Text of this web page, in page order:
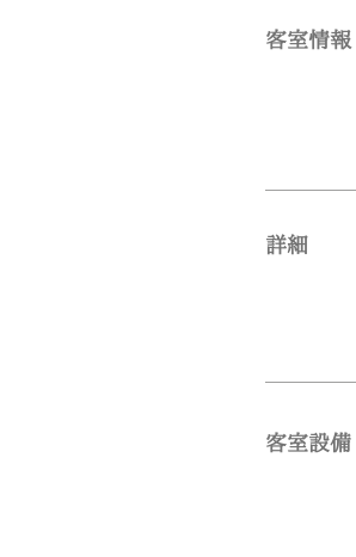
客室情報
​詳細
​客室設備